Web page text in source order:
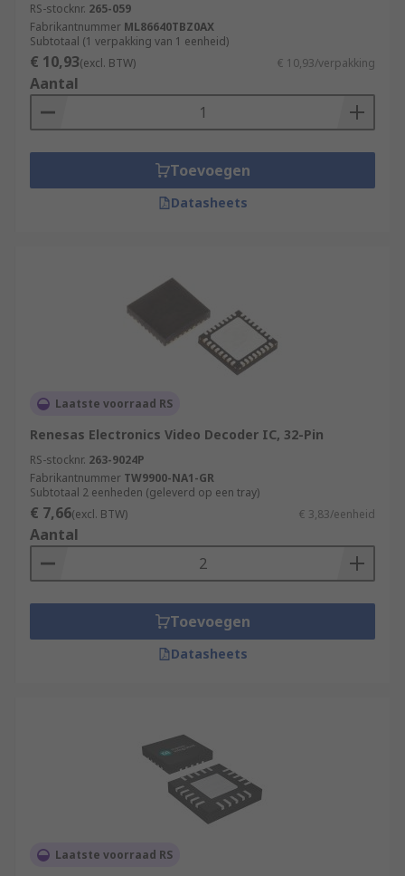
RS-stocknr. 265-059
Fabrikantnummer ML86640TBZ0AX
Subtotaal (1 verpakking van 1 eenheid)
€ 10,93(excl. BTW) € 10,93/verpakking
Aantal
Toevoegen
Datasheets
Laatste voorraad RS
Renesas Electronics Video Decoder IC, 32-Pin
RS-stocknr. 263-9024P
Fabrikantnummer TW9900-NA1-GR
Subtotaal 2 eenheden (geleverd op een tray)
€ 7,66(excl. BTW) € 3,83/eenheid
Aantal
Toevoegen
Datasheets
Laatste voorraad RS